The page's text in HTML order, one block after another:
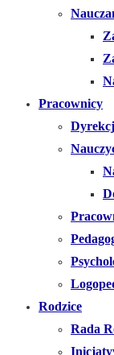
Pracownicy
Rodzice
Rada